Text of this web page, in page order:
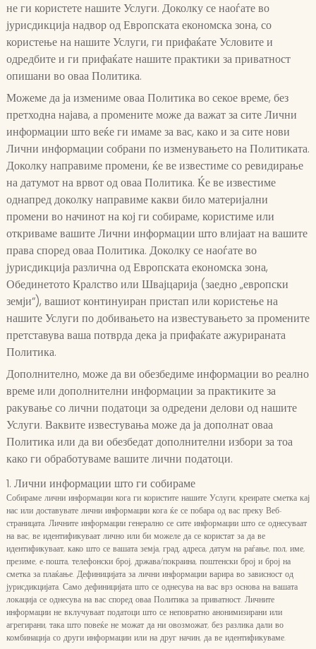
не ги користете нашите Услуги. Доколку се наоѓате во
јурисдикција надвор од Европската економска зона, со
користење на нашите Услуги, ги прифаќате Условите и
одредбите и ги прифаќате нашите практики за приватност
опишани во оваа Политика.
Можеме да ја измениме оваа Политика во секое време, без
претходна најава, а промените може да важат за сите Лични
информации што веќе ги имаме за вас, како и за сите нови
Лични информации собрани по изменувањето на Политиката.
Доколку направиме промени, ќе ве известиме со ревидирање
на датумот на врвот од оваа Политика. Ќе ве известиме
однапред доколку направиме какви било материјални
промени во начинот на кој ги собираме, користиме или
откриваме вашите Лични информации што влијаат на вашите
права според оваа Политика. Доколку се наоѓате во
јурисдикција различна од Европската економска зона,
Обединетото Кралство или Швајцарија (заедно „европски
земји“), вашиот континуиран пристап или користење на
нашите Услуги по добивањето на известувањето за промените
претставува ваша потврда дека ја прифаќате ажурираната
Политика.
Дополнително, може да ви обезбедиме информации во реално
време или дополнителни информации за практиките за
ракување со лични податоци за одредени делови од нашите
Услуги. Ваквите известувања може да ја дополнат оваа
Политика или да ви обезбедат дополнителни избори за тоа
како ги обработуваме вашите лични податоци.
1. Лични информации што ги собираме
Собираме лични информации кога ги користите нашите Услуги, креирате сметка кај
нас или доставувате лични информации кога ќе се побара од вас преку Веб-
страницата. Личните информации генерално се сите информации што се однесуваат
на вас, ве идентификуваат лично или би можеле да се користат за да ве
идентификуваат, како што се вашата земја, град, адреса, датум на раѓање, пол, име,
презиме, е-пошта, телефонски број, држава/покраина, поштенски број и број на
сметка за плаќање. Дефиницијата за лични информации варира во зависност од
јурисдикцијата. Само дефиницијата што се однесува на вас врз основа на вашата
локација се однесува на вас според оваа Политика за приватност. Личните
информации не вклучуваат податоци што се неповратно анонимизирани или
агрегирани, така што повеќе не можат да ни овозможат, без разлика дали во
комбинација со други информации или на друг начин, да ве идентификуваме.